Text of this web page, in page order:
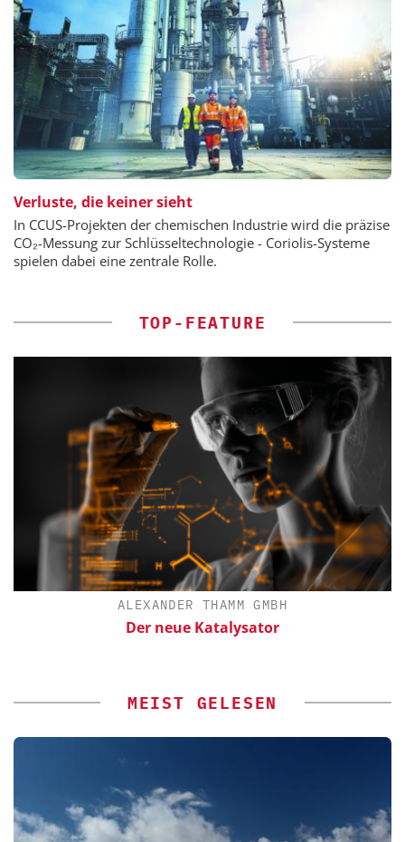
Verluste, die keiner sieht
In CCUS-Projekten der chemischen Industrie wird die präzise
CO₂-Messung zur Schlüsseltechnologie - Coriolis-Systeme
spielen dabei eine zentrale Rolle.
TOP-FEATURE
ALEXANDER THAMM GMBH
Der neue Katalysator
MEIST GELESEN